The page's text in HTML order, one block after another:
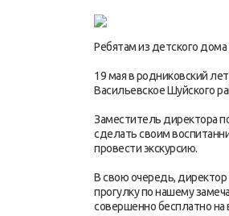
Ребятам из детского
19 мая в родниковский
Васильевское Шуйского
Заместитель директора
сделать своим
провести экскурсию.
В свою очередь, директор
прогулку по нашему
совершенно бесплатно